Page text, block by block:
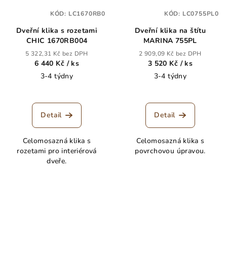
Dveřní klika s rozetami
CHIC 1670RB004
5 322,31 Kč bez DPH
6 440 Kč / ks
3-4 týdny
Detail
Celomosazná klika s
rozetami pro interiérová
dveře.
KÓD: LC1670RB0
Dveřní klika na štítu
MARINA 755PL
2 909,09 Kč bez DPH
3 520 Kč / ks
3-4 týdny
Detail
Celomosazná klika s
povrchovou úpravou.
KÓD: LC0755PL0